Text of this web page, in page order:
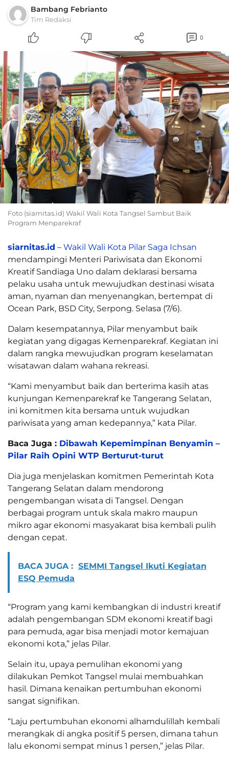
Bambang Febrianto
Tim Redaksi
0
Foto (siarnitas.id) Wakil Wali Kota Tangsel Sambut Baik
Program Menparekraf
siarnitas.id – Wakil Wali Kota Pilar Saga Ichsan
mendampingi Menteri Pariwisata dan Ekonomi
Kreatif Sandiaga Uno dalam deklarasi bersama
pelaku usaha untuk mewujudkan destinasi wisata
aman, nyaman dan menyenangkan, bertempat di
Ocean Park, BSD City, Serpong. Selasa (7/6).
Dalam kesempatannya, Pilar menyambut baik
kegiatan yang digagas Kemenparekraf. Kegiatan ini
dalam rangka mewujudkan program keselamatan
wisatawan dalam wahana rekreasi.
“Kami menyambut baik dan berterima kasih atas
kunjungan Kemenparekraf ke Tangerang Selatan,
ini komitmen kita bersama untuk wujudkan
pariwisata yang aman kedepannya,” kata Pilar.
Baca Juga : Dibawah Kepemimpinan Benyamin –
Pilar Raih Opini WTP Berturut-turut
Dia juga menjelaskan komitmen Pemerintah Kota
Tangerang Selatan dalam mendorong
pengembangan wisata di Tangsel. Dengan
berbagai program untuk skala makro maupun
mikro agar ekonomi masyakarat bisa kembali pulih
dengan cepat.
BACA JUGA : SEMMI Tangsel Ikuti Kegiatan
ESQ Pemuda
“Program yang kami kembangkan di industri kreatif
adalah pengembangan SDM ekonomi kreatif bagi
para pemuda, agar bisa menjadi motor kemajuan
ekonomi kota,” jelas Pilar.
Selain itu, upaya pemulihan ekonomi yang
dilakukan Pemkot Tangsel mulai membuahkan
hasil. Dimana kenaikan pertumbuhan ekonomi
sangat signifikan.
“Laju pertumbuhan ekonomi alhamdulillah kembali
merangkak di angka positif 5 persen, dimana tahun
lalu ekonomi sempat minus 1 persen,” jelas Pilar.